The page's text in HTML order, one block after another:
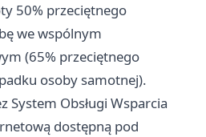
50% przeciętnego
we wspólnym
(65% przeciętnego
osoby samotnej).
System Obsługi Wsparcia
dostępną pod